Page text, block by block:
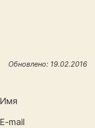
Обновлено: 19.02.2016
Имя
E-mail